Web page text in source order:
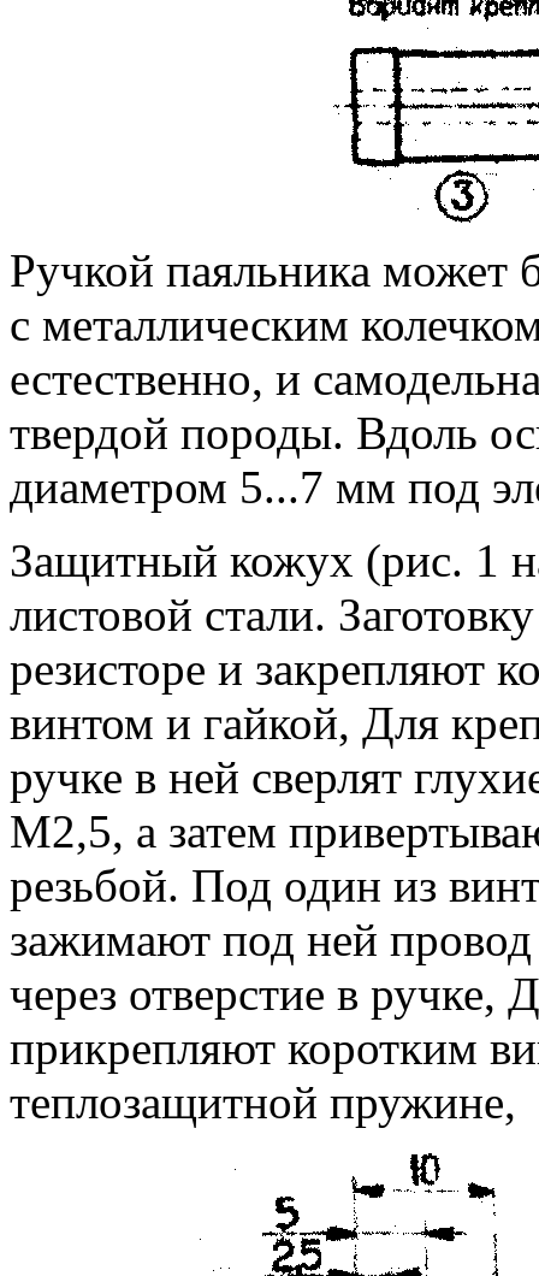
Ручкой паяльника может
с металлическим
естественно, и
твердой породы. Вдоль
диаметром 5...7 мм под
Защитный кожух (рис. 1
листовой стали.
резисторе и закрепляют
винтом и гайкой, Для
ручке в ней сверлят
М2,5, а затем
резьбой. Под один из
зажимают под ней
через отверстие в
прикрепляют коротким
теплозащитной пружине,